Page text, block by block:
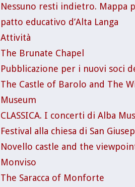
Nessuno resti indietro. Mappa
patto educativo d’Alta Langa
Attività
The Brunate Chapel
Pubblicazione per i nuovi soci
The Castle of Barolo and The
Museum
CLASSICA. I concerti di Alba
Festival alla chiesa di San
Novello castle and the
Monviso
The Saracca of Monforte